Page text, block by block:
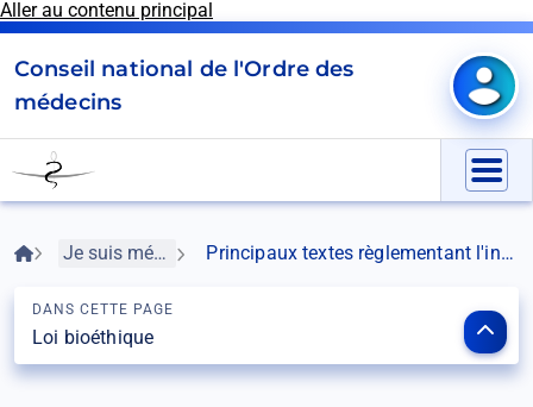
Aller au contenu principal
Menu
to
homepage
Conseil national de l'Ordre des
médecins
Mon
Fil
d'Ariane
AccueilJe suis médecin Principaux textes règlementant l'intelligence artificielle
DANS CETTE PAGE
le
Loi bioéthique
Panneau de gestion des cookies